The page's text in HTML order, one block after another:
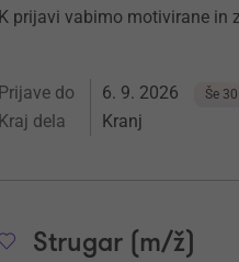
K prijavi vabimo motivirane in
Prijave do 6. 9. 2026 Še
Kraj dela Kranj
Strugar (m/ž)